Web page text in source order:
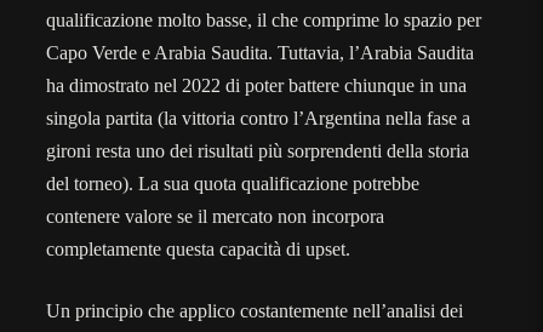
qualificazione molto basse, il che comprime lo spazio per
Capo Verde e Arabia Saudita. Tuttavia, l’Arabia Saudita
ha dimostrato nel 2022 di poter battere chiunque in una
singola partita (la vittoria contro l’Argentina nella fase a
gironi resta uno dei risultati più sorprendenti della storia
del torneo). La sua quota qualificazione potrebbe
contenere valore se il mercato non incorpora
completamente questa capacità di upset.
Un principio che applico costantemente nell’analisi dei